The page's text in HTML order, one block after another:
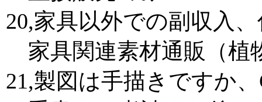
20,家具以外での副収入
家具関連素材通販（植
21,製図は手描きですか